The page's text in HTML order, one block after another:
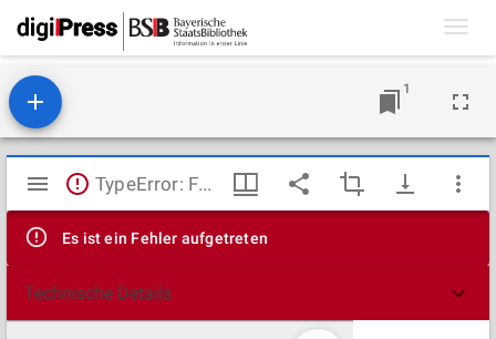
1
Mirador
Viewer
TypeError: Failed to fetch
Es ist ein Fehler aufgetreten
Technische Details